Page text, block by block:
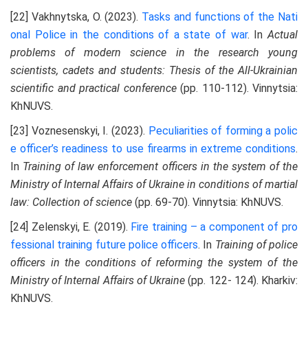
[22] Vakhnytska, O. (2023). Tasks and functions of the Nati
onal Police in the conditions of a state of war. InActual
problems of modern science in the research young
scientists, cadets and students: Thesis of the All-Ukrainian
scientific and practical conference (pp. 110-112). Vinnytsia:
KhNUVS.
[23] Voznesenskyi, I. (2023). Peculiarities of forming a polic
e officer’s readiness to use firearms in extreme conditions.
In Training of law enforcement officers in the system of the
Ministry of Internal Affairs of Ukraine in conditions of martial
law: Collection of science (pp. 69-70). Vinnytsia: KhNUVS.
[24] Zelenskyi, E. (2019). Fire training – a component of pro
fessional training future police officers. In Training of police
officers in the conditions of reforming the system of the
Ministry of Internal Affairs of Ukraine(pp. 122- 124). Kharkiv:
KhNUVS.